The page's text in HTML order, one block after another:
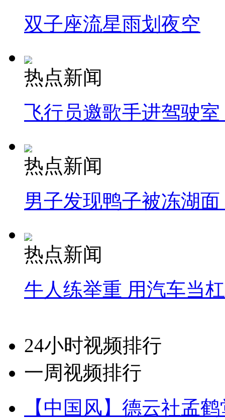
双子座流星雨划夜空
热点新闻
飞行员邀歌手进驾驶
热点新闻
男子发现鸭子被冻湖
热点新闻
牛人练举重 用汽车当
24小时视频排行
一周视频排行
【中国风】德云社孟